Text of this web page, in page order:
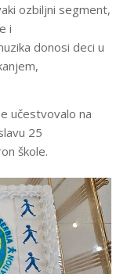
ozbiljni segment,
i
donosi deci u
učestvovalo na
25
škole.